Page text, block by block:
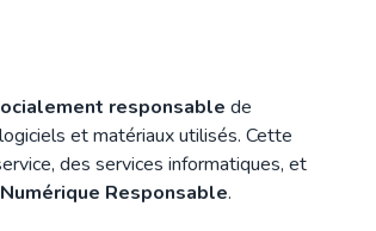
responsable de
et matériaux utilisés. Cette
des services informatiques, et
Responsable.